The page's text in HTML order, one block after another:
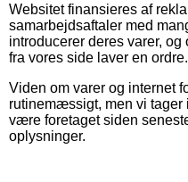
Websitet finansieres af
samarbejdsaftaler med
introducerer deres varer,
fra vores side laver en ordre.
Viden om varer og internet
rutinemæssigt, men vi tager
være foretaget siden
oplysninger.